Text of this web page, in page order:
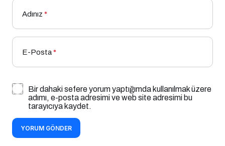
Adınız *
E-Posta*
Bir dahaki sefere yorum yaptığımda kullanılmak üzere
adımı, e-posta adresimi ve web site adresimi bu
tarayıcıya kaydet.
YORUM GÖNDER